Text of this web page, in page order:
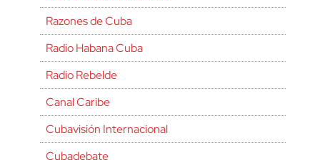
Razones de Cuba
Radio Habana Cuba
Radio Rebelde
Canal Caribe
Cubavisión Internacional
Cubadebate